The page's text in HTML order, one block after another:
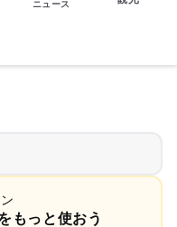
ニュース
もっと使おう